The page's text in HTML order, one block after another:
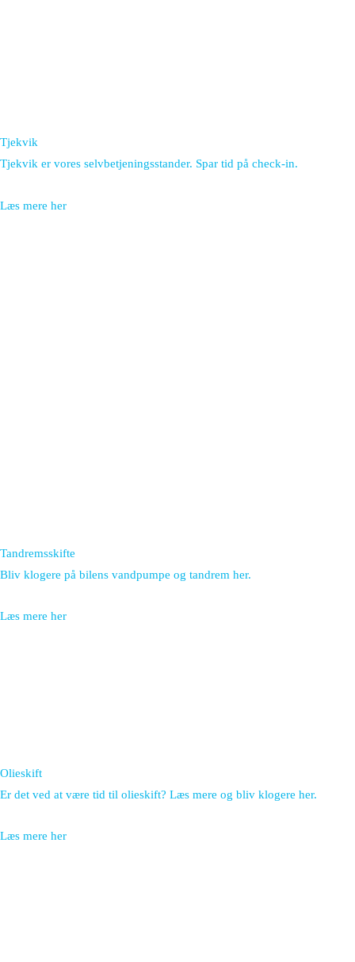
Tjekvik
Tjekvik er vores selvbetjeningsstander. Spar tid på check-in.
Læs mere her
Tandremsskifte
Bliv klogere på bilens vandpumpe og tandrem her.
Læs mere her
Olieskift
Er det ved at være tid til olieskift? Læs mere og bliv klogere her.
Læs mere her